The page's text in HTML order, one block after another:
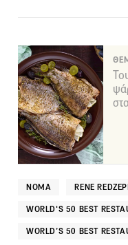
NOMA RENE
WORLD'S 50 BEST
WORLD’S 50 BEST